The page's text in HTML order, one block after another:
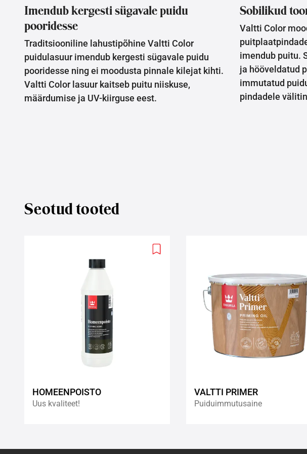
Imendub kergesti sügavale puidu
pooridesse
Traditsiooniline lahustipõhine Valtti Color
puidulasuur imendub kergesti sügavale puidu
pooridesse ning ei moodusta pinnale kilejat kihti.
Valtti Color lasuur kaitseb puitu niiskuse,
määrdumise ja UV-kiirguse eest.
Sobilikud
Valtti Color
imendub puitu.
ja hööveldatud
immutatud
pindadele
Seotud tooted
Add
HOMEENPOISTO
Uus kvaliteet!
VALTTI PRIMER
Puiduimmutusaine